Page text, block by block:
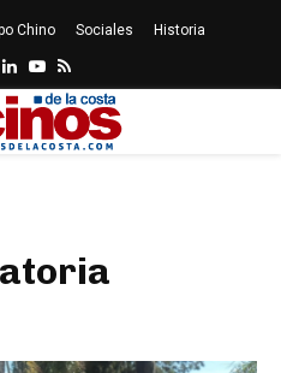
Chino Sociales Historia
Twitter
LinkedinYoutube
Rss